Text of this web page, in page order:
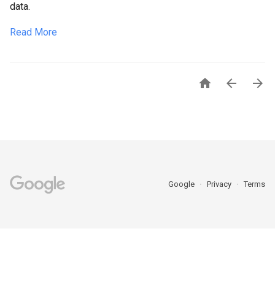
data.
Read More
  
Google Privacy Terms